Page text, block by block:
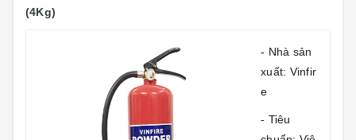
(4Kg)
- Nhà sản
xuất: Vinfir
e
- Tiêu